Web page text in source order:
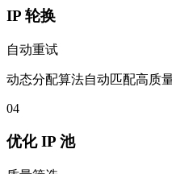
IP 轮换
自动重试
动态分配算法自动匹配高质
04
优化 IP 池